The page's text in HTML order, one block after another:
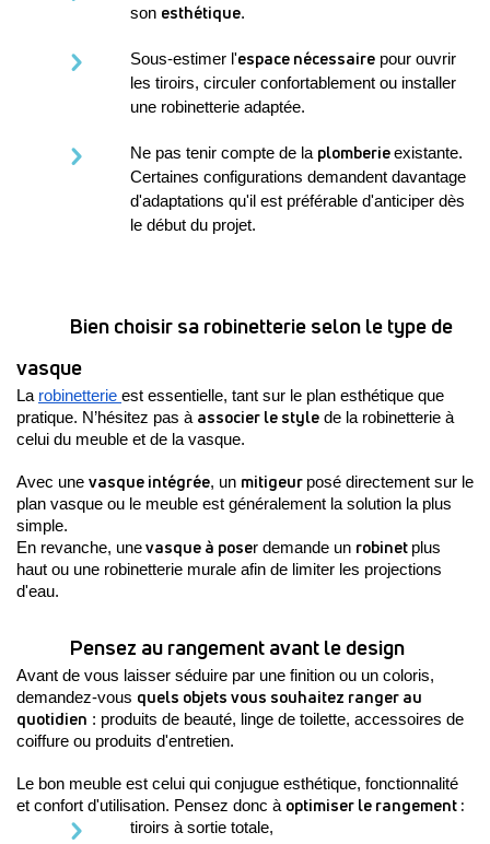
son esthétique.
Sous-estimer l'espace nécessaire pour ouvrir
les tiroirs, circuler confortablement ou installer
une robinetterie adaptée.
Ne pas tenir compte de la plomberie existante.
Certaines configurations demandent davantage
d'adaptations qu'il est préférable d'anticiper dès
le début du projet.
Bien choisir sa robinetterie selon le type de
vasque
La robinetterie est essentielle, tant sur le plan esthétique que
pratique. N’hésitez pas à associer le style de la robinetterie à
celui du meuble et de la vasque.
Avec une vasque intégrée, un mitigeur posé directement sur le
plan vasque ou le meuble est généralement la solution la plus
simple.
En revanche, une vasque à poser demande un robinet plus
haut ou une robinetterie murale afin de limiter les projections
d'eau.
Pensez au rangement avant le design
Avant de vous laisser séduire par une finition ou un coloris,
demandez-vous quels objets vous souhaitez ranger au
quotidien : produits de beauté, linge de toilette, accessoires de
coiffure ou produits d'entretien.
Le bon meuble est celui qui conjugue esthétique, fonctionnalité
et confort d'utilisation. Pensez donc à optimiser le rangement :
tiroirs à sortie totale,